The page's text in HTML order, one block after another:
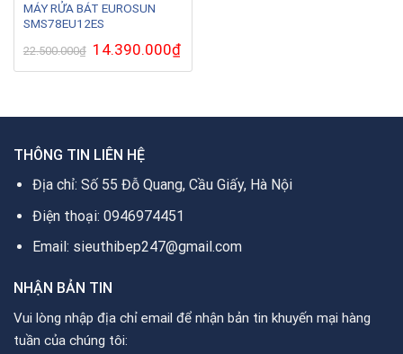
MÁY RỬA BÁT EUROSUN
SMS78EU12ES
22.500.000₫ Giá
gốc
là:
14.390.000₫Giá
hiện
tại
THÔNG TIN LIÊN HỆ
Địa chỉ: Số 55 Đỗ Quang, Cầu Giấy, Hà Nội
Điện thoại: 0946974451
Email: sieuthibep247@gmail.com
NHẬN BẢN TIN
Vui lòng nhập địa chỉ email để nhận bản tin khuyến mại hàng
tuần của chúng tôi: